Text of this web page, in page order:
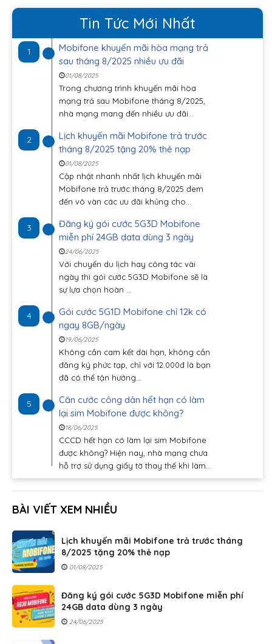
Tin Tức Mới Nhất
1
Mobifone khuyến mãi hòa mạng trả
sau tháng 8/2025 nhiều ưu đãi
01/08/2025
Trong chương trình khuyến mãi hòa
mạng trả sau Mobifone tháng 8/2025,
nhà mạng mang đến nhiều ưu đãi...
2
Lịch khuyến mãi Mobifone trả trước
tháng 8/2025 tặng 20% thẻ nạp
01/08/2025
Cập nhật nhanh nhất lịch khuyến mãi
Mobifone trả trước tháng 8/2025 đem
đến vô vàn các ưu đãi khủng cho...
3
Đăng ký gói cước 5G3D Mobifone
miễn phí 24GB data dùng 3 ngày
24/06/2025
Với chuyến du lịch hay công tác vài
ngày thì gói cước 5G3D Mobifone sẽ là
sự lựa chọn hoàn ...
4
Gói cước 5G1D Mobifone chỉ 12k có
ngay 8GB/ngày
19/06/2025
Không cần cam kết dài hạn, không cần
đăng ký phức tạp, chỉ với 12.000đ là bạn
đã có thể tận hưởng...
5
Căn cước công dân hết hạn có làm
lại sim Mobifone được không?
18/06/2025
CCCD hết hạn có làm lại sim Mobifone
được không? Hiện nay, nhà mạng chưa
hỗ trợ sử dụng giấy tờ thay thế khi làm...
BÀI VIẾT XEM NHIỀU
Lịch khuyến mãi Mobifone trả trước tháng
8/2025 tặng 20% thẻ nạp
01/08/2025
Đăng ký gói cước 5G3D Mobifone miễn phí
24GB data dùng 3 ngày
24/06/2025